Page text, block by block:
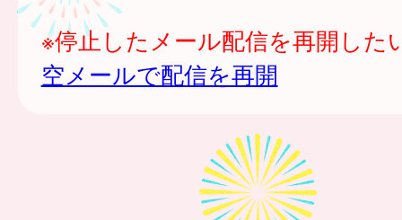
※停止したメール配信を再開した
空メールで配信を再開